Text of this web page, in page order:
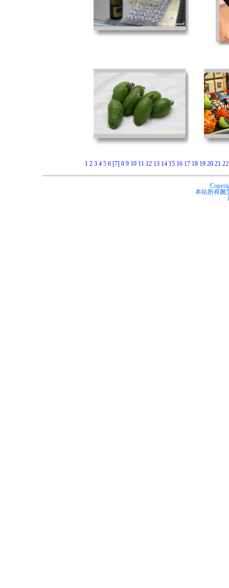
1 2 3 4 5 6 [7] 8 9 10 11 12 13 14 15 16 17 18 19 20 21
本站所有圖